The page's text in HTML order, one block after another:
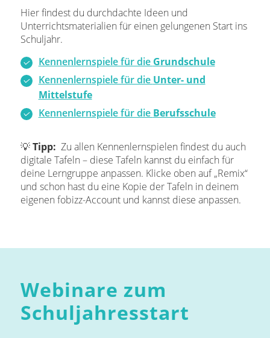
Hier findest du durchdachte Ideen und
Unterrichtsmaterialien für einen gelungenen Start ins
Schuljahr.
Kennenlernspiele für die Grundschule
Kennenlernspiele für die Unter- und
Mittelstufe
Kennenlernspiele für die Berufsschule
💡Tipp: Zu allen Kennenlernspielen findest du auch
digitale Tafeln – diese Tafeln kannst du einfach für
deine Lerngruppe anpassen. Klicke oben auf „Remix“
und schon hast du eine Kopie der Tafeln in deinem
eigenen fobizz-Account und kannst diese anpassen.
Webinare zum
Schuljahresstart